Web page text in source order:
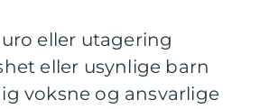
eller utagering
eller usynlige barn
voksne og ansvarlige